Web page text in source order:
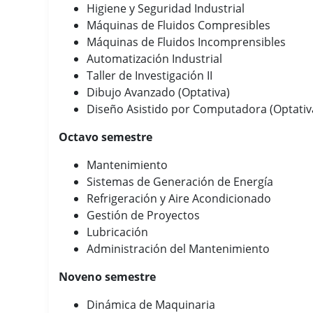
Higiene y Seguridad Industrial
Máquinas de Fluidos Compresibles
Máquinas de Fluidos Incomprensibles
Automatización Industrial
Taller de Investigación II
Dibujo Avanzado (Optativa)
Diseño Asistido por Computadora
Octavo semestre
Mantenimiento
Sistemas de Generación de Energía
Refrigeración y Aire Acondicionado
Gestión de Proyectos
Lubricación
Administración del Mantenimiento
Noveno semestre
Dinámica de Maquinaria